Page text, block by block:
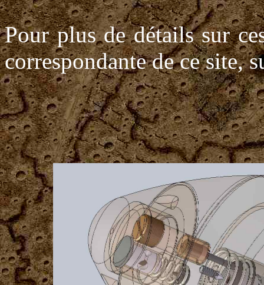
Pour plus de détails sur
correspondante de ce site,